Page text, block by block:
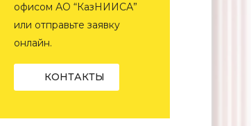
офисом АО “КазНИИСА”
или отправьте заявку
онлайн.
КОНТАКТЫ